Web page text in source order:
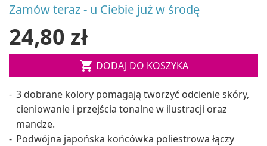
Zamów teraz - u Ciebie już w środę
24,80 zł
 DODAJ DO KOSZYKA
3 dobrane kolory pomagają tworzyć odcienie skóry,
cieniowanie i przejścia tonalne w ilustracji oraz
mandze.
Podwójna japońska końcówka poliestrowa łączy